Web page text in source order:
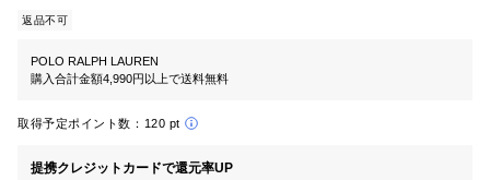
返品不可
POLO RALPH LAUREN
購入合計金額4,990円以上で送料無料
取得予定ポイント数： 120 pt
提携クレジットカードで還元率UP